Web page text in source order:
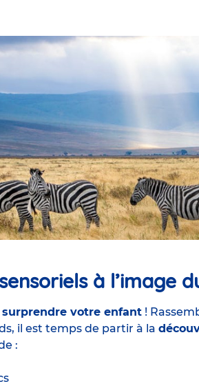
à l’image
surprendre votre enfant !
il est temps de partir à la
: